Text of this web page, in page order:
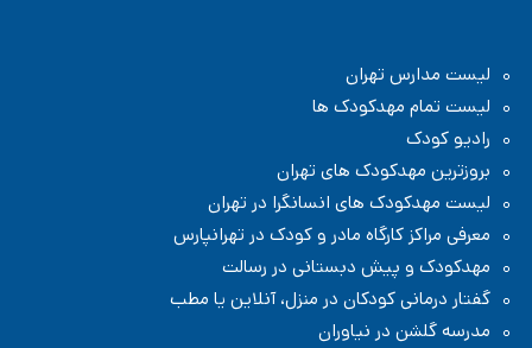
مدرسه دبستان (ابتدایی) پسرانه غیر دولتی در پاسداران تهران
مدرسه دبستان (ابتدایی) در منطقه ۳ تهران
لیست مدارس تهران
لیست تمام مهدکودک ها
رادیو کودک
بروزترین مهدکودک های تهران
لیست مهدکودک های انسانگرا در تهران
معرفی مراکز کارگاه مادر و کودک در تهرانپارس
مهدکودک و پیش دبستانی در رسالت
گفتار درمانی کودکان در منزل، آنلاین یا مطب
مدرسه گلشن در نیاوران